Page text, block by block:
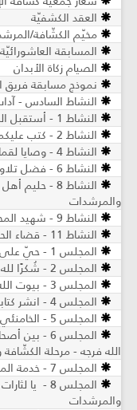
العقد الكشفيّة
مخيّم الكشّافة/
المسابقة
الصيام زكاة الأبدان
نموذج مسابقة فريق
النشاط السادس -
النشاط 1 - أستقبل الشهر الكريم - مرحلة الكشافة والمرشدات
النشاط 2 - كتب عليكم الصيام - مرحلة الكشّافة والمرشدات
النشاط 4 - وصايا لقمان لولده - مرحلة الكشّافة والمرشدات
النشاط 6 - فضل تلاوة القرآن الكريم - مرحلة الكشّافة والمرشدات
النشاط 8 -
والمرشدات
النشاط 9 - شهيد المحراب - مرحلة الكشّافة والمرشدات
النشاط 11 - قضاء الحوائج - مرحلة الكشّافة والمرشدات
المجلس 1 - حيّ على العزاء - مرحلة الكشّافةوالمرشدات
المجلس 2 - شُكرًا لله - مرحلة الكشّافة والمرشدات
المجلس 3 - بيوت الله - مرحلة الكشّافة والمرشدات
المجلس 4 - انشر كتابك - مرحلة الكشّافة والمرشدات
المجلس 5 - الخامنئي وليّنا - مرحلة الكشّافة/المرشدات
المجلس 6 -
الله فرجه - مرحلة
المجلس 7 - خدمة المؤمنين - مرحلة الكشّافة والمرشدات
المجلس 8 -
والمرشدات